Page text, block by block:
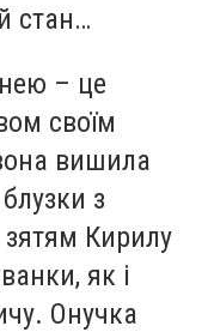
стан…
– це
своїм
вишила
з
Кирилу
як і
Онучка